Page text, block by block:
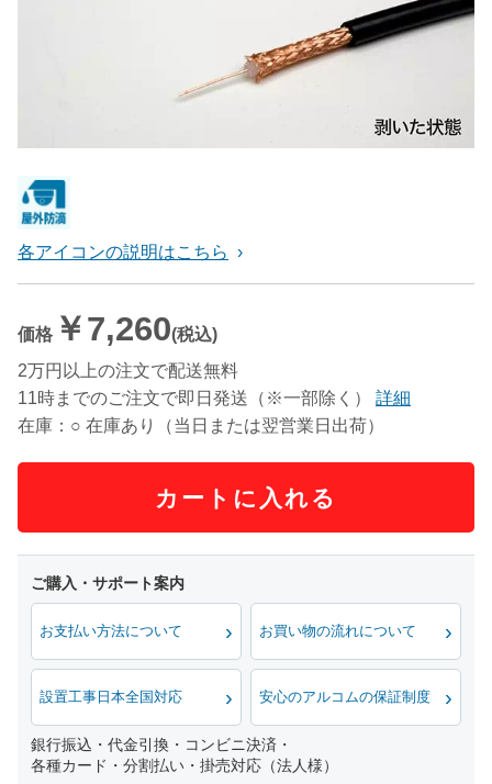
各アイコンの説明はこちら
価格 ￥7,260(税込)
2万円以上の注文で配送無料
11時までのご注文で即日発送（※一部除く）
詳細
在庫：○ 在庫あり（当日または翌営業日出荷）
カートに入れる
お支払い方法について お買い物の流れについて
設置工事日本全国対応 安心のアルコムの保証制度
銀行振込・代金引換・コンビニ決済・
各種カード・分割払い・掛売対応（法人様）